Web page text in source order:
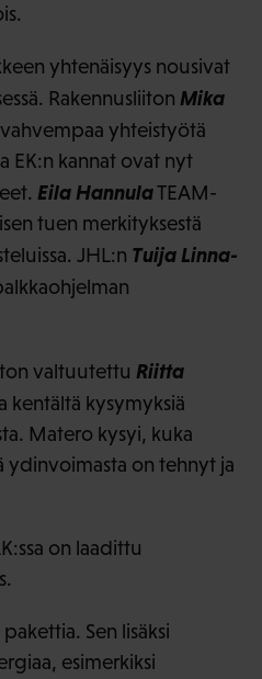
yhtenäisyys nousivat
Rakennusliiton Mika
vahvempaa yhteistyötä
EK:n kannat ovat nyt
Eila HannulaTEAM-
tuen merkityksestä
JHL:n Tuija Linna-
valtuutettu Riitta
kentältä kysymyksiä
Matero kysyi, kuka
ydinvoimasta on tehnyt ja
on laadittu
Sen lisäksi
esimerkiksi